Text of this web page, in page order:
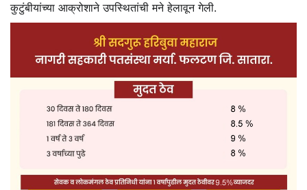
कुटुंबीयांच्या आक्रोशाने उपस्थितांची मने हेलावून गेली.